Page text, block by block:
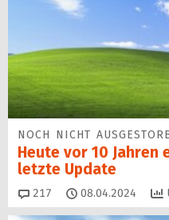
NOCH NICHT
Heute vor 10 Jahren
letzte Update
217 Kommentare
08.04.2024